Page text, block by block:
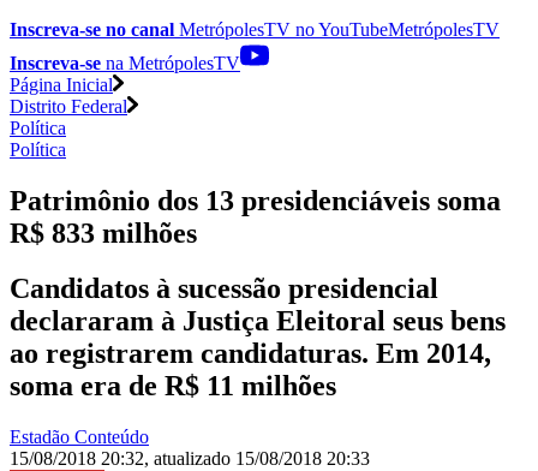
Inscreva-se no canal MetrópolesTV noYouTubeMetrópolesTV
Inscreva-se na MetrópolesTV
Página Inicial
Distrito Federal
Política
Política
Patrimônio dos 13 presidenciáveis soma
R$ 833 milhões
Candidatos à sucessão presidencial
declararam à Justiça Eleitoral seus bens
ao registrarem candidaturas. Em 2014,
soma era de R$ 11 milhões
Estadão Conteúdo
15/08/2018 20:32, atualizado 15/08/2018 20:33